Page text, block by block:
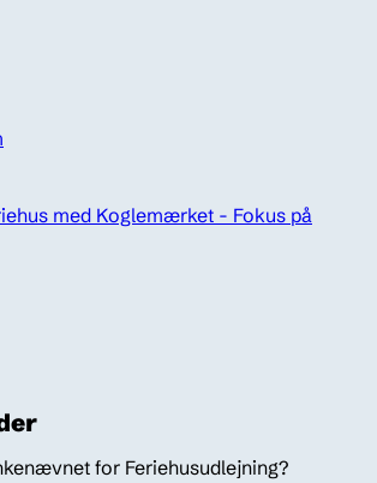
med Koglemærket - Fokus på
for Feriehusudlejning?